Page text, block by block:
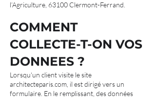
l’Agriculture, 63100 Clermont-Ferrand.
COMMENT
COLLECTE-T-ON VOS
DONNEES ?
Lorsqu'un client visite le site
architecteparis.com, il est dirigé vers un
formulaire. En le remplissant, des données